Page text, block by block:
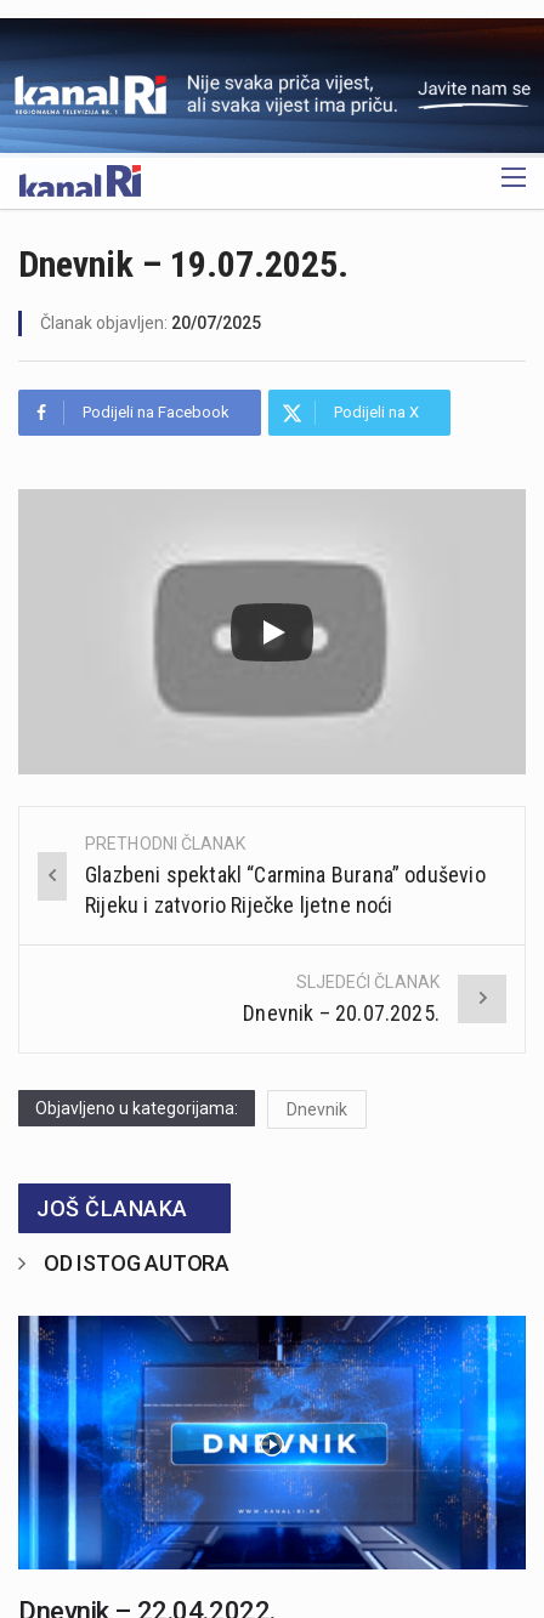
OGLAS
Dnevnik – 19.07.2025.
Članak objavljen: 20/07/2025
Podijeli na Facebook Podijeli na X
Post
navigation
PRETHODNI ČLANAK
Glazbeni spektakl “Carmina Burana” oduševio
Rijeku i zatvorio Riječke ljetne noći
SLJEDEĆI ČLANAK
Dnevnik – 20.07.2025.
Objavljeno u kategorijama: Dnevnik
JOŠ ČLANAKA
OD ISTOG AUTORA
Dnevnik – 22.04.2022.